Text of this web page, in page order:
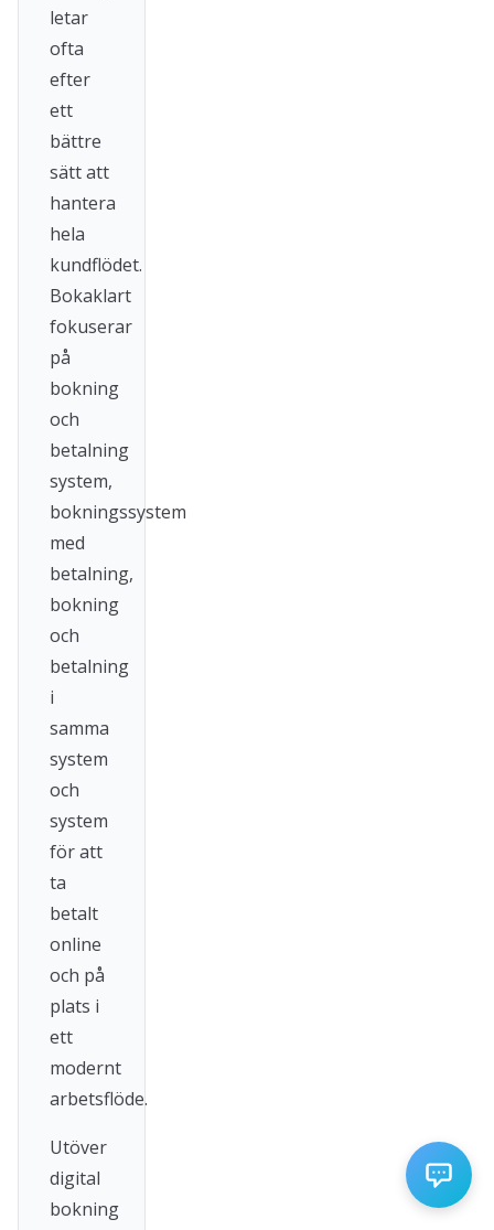
letar
ofta
efter
ett
bättre
sätt att
hantera
hela
kundflödet.
Bokaklart
fokuserar
på
bokning
och
betalning
system,
bokningssystem
med
betalning,
bokning
och
betalning
i
samma
system
och
system
för att
ta
betalt
online
och på
plats i
ett
modernt
arbetsflöde.
Utöver
digital
bokning